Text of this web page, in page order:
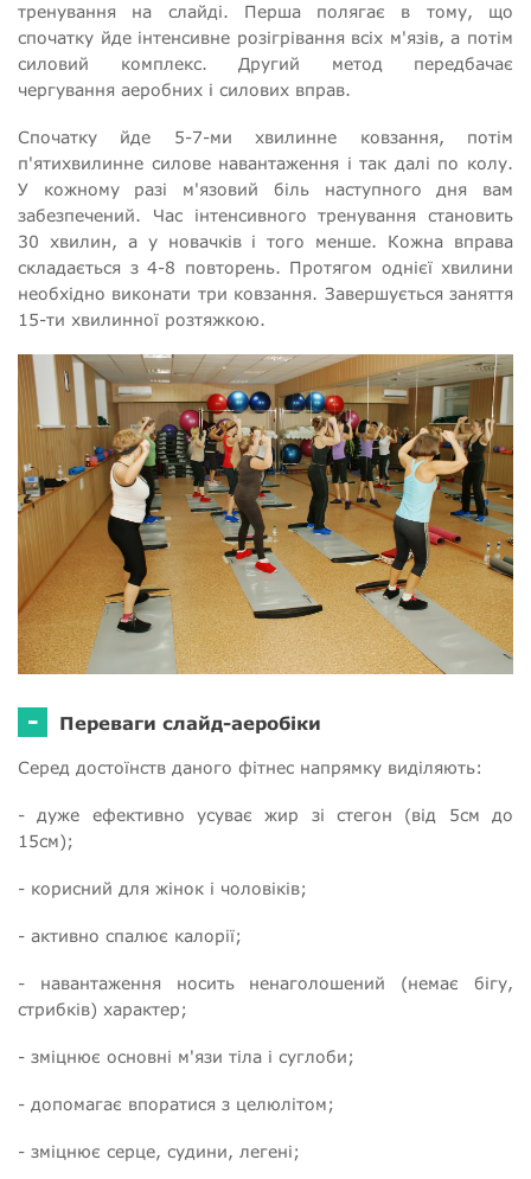
тренування на слайді. Перша полягає в тому, що
спочатку йде інтенсивне розігрівання всіх м'язів, а потім
силовий комплекс. Другий метод передбачає
чергування аеробних і силових вправ.
Спочатку йде 5-7-ми хвилинне ковзання, потім
п'ятихвилинне силове навантаження і так далі по колу.
У кожному разі м'язовий біль наступного дня вам
забезпечений. Час інтенсивного тренування становить
30 хвилин, а у новачків і того менше. Кожна вправа
складається з 4-8 повторень. Протягом однієї хвилини
необхідно виконати три ковзання. Завершується заняття
15-ти хвилинної розтяжкою.
- Переваги слайд-аеробіки
Серед достоїнств даного фітнес напрямку виділяють:
- дуже ефективно усуває жир зі стегон (від 5см до
15см);
- корисний для жінок і чоловіків;
- активно спалює калорії;
- навантаження носить ненаголошений (немає бігу,
стрибків) характер;
- зміцнює основні м'язи тіла і суглоби;
- допомагає впоратися з целюлітом;
- зміцнює серце, судини, легені;